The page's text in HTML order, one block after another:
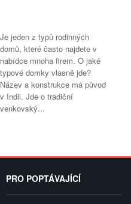
Je jeden z typů rodinných
domů, které často najdete v
nabídce mnoha firem. O jaké
typové domky vlasně jde?
Název a konstrukce má původ
v Indii. Jde o tradiční
venkovský...
PRO POPTÁVAJÍCÍ